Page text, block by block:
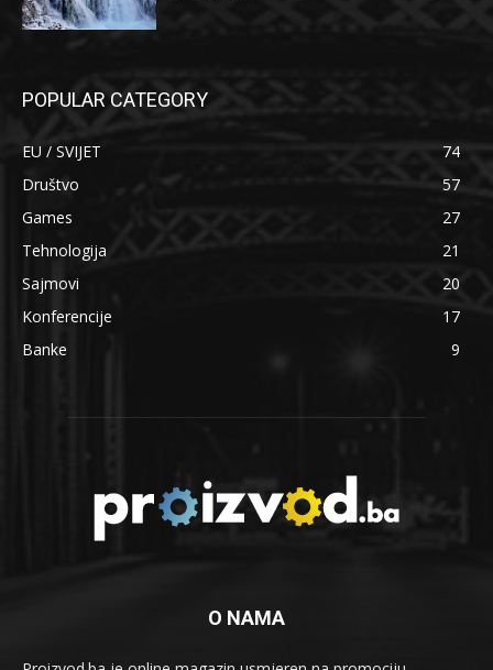
POPULAR CATEGORY
EU / SVIJET
74
Društvo
57
Games
27
Tehnologija
21
Sajmovi
20
Konferencije
17
Banke
9
O NAMA